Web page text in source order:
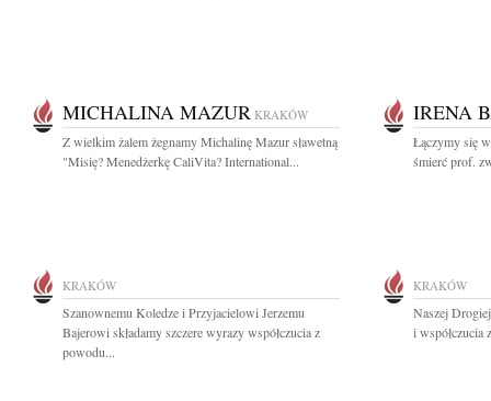
MICHALINA MAZUR KRAKÓW
Z wielkim żalem żegnamy Michalinę Mazur sławetną
"Misię? Menedżerkę CaliVita? International...
IRENA
Łączymy się
śmierć prof.
KRAKÓW
Szanownemu Koledze i Przyjacielowi Jerzemu
Bajerowi składamy szczere wyrazy współczucia z
powodu...
KRAKÓW
Naszej
i współczucia